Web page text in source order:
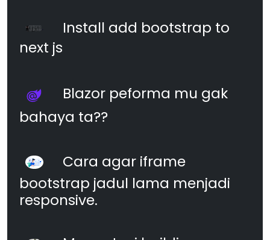
Install add bootstrap to
next js
Blazor peforma mu gak
bahaya ta??
Cara agar iframe
bootstrap jadul lama menjadi
responsive.